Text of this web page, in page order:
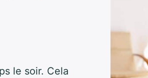
le soir. Cela